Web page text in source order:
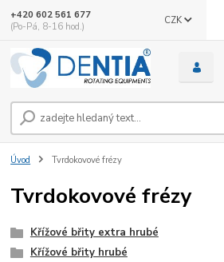
CZK
+420 602 561 677
(Po-Pá, 8-16 hod.)
Úvod Tvrdokovové frézy
Tvrdokovové frézy
Křížové břity extra hrubé
Křížové břity hrubé